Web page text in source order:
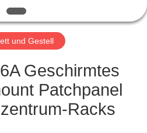
und Gestell
Geschirmtes
Patchpanel
Racks